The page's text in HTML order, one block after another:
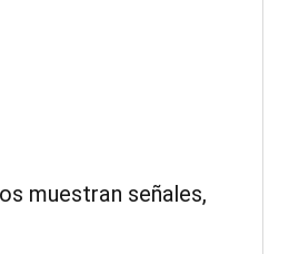
muestran señales,